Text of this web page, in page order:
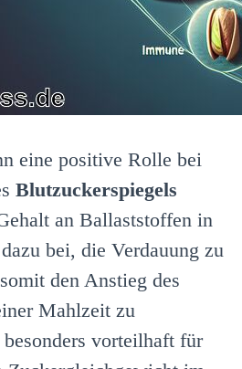
eine positive Rolle bei
Blutzuckerspiegels
an Ballaststoffen in
bei, die Verdauung zu
den Anstieg des
Mahlzeit zu
vorteilhaft für